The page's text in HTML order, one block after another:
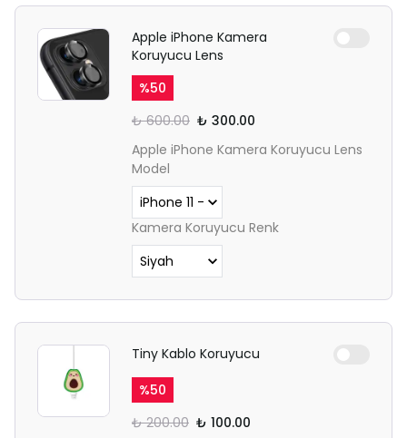
Apple iPhone Kamera
Koruyucu Lens
%50
₺ 600.00 ₺ 300.00
Apple iPhone Kamera Koruyucu Lens
Model
Kamera Koruyucu Renk
Tiny Kablo Koruyucu
%50
₺ 200.00 ₺ 100.00